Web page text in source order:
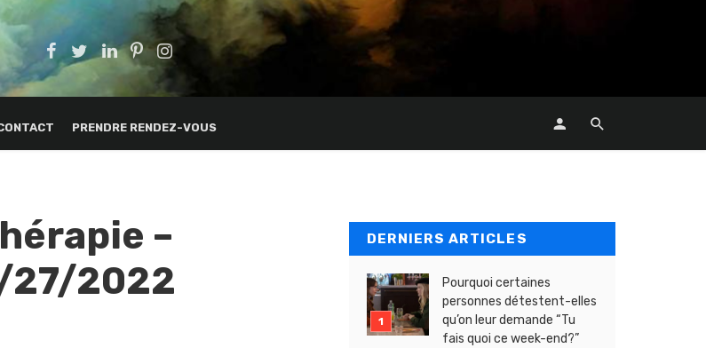
PRENDRE RENDEZ-VOUS
–
27/2022
DERNIERS ARTICLES
Pourquoi certaines
personnes détestent-elles
qu’on leur demande “Tu
fais quoi ce week-end?”